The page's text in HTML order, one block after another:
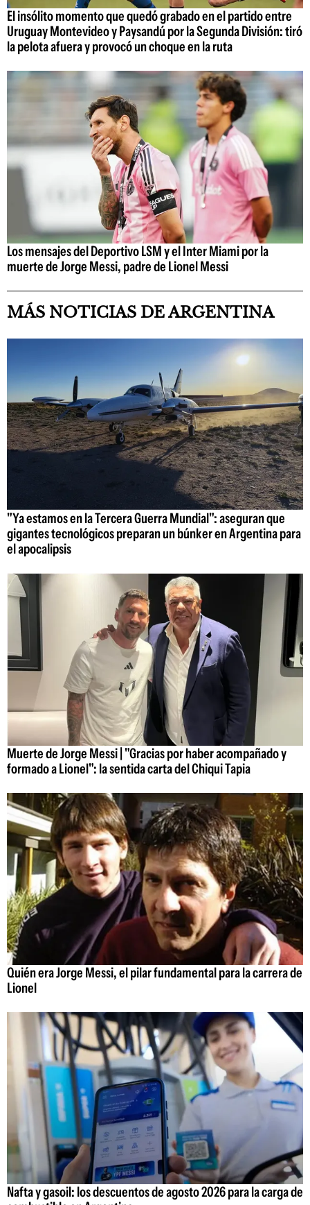
El insólito momento que quedó grabado en el partido entre
Uruguay Montevideo y Paysandú por la Segunda División: tiró
la pelota afuera y provocó un choque en la ruta
Los mensajes del Deportivo LSM y el Inter Miami por la
muerte de Jorge Messi, padre de Lionel Messi
MÁS NOTICIAS DE ARGENTINA
"Ya estamos en la Tercera Guerra Mundial": aseguran que
gigantes tecnológicos preparan un búnker en Argentina para
el apocalipsis
Muerte de Jorge Messi | "Gracias por haber acompañado y
formado a Lionel": la sentida carta del Chiqui Tapia
Quién era Jorge Messi, el pilar fundamental para la carrera de
Lionel
Nafta y gasoil: los descuentos de agosto 2026 para la carga de